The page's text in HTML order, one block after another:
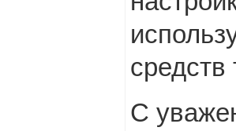
средств
С